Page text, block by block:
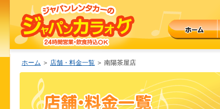
ホーム ＞ 店舗・料金一覧 ＞ 南陽茶屋店